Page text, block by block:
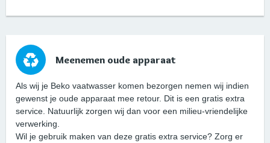
Meenemen oude apparaat
Als wij je Beko vaatwasser komen bezorgen nemen wij indien
gewenst je oude apparaat mee retour. Dit is een gratis extra
service. Natuurlijk zorgen wij dan voor een milieu-vriendelijke
verwerking.
Wil je gebruik maken van deze gratis extra service? Zorg er